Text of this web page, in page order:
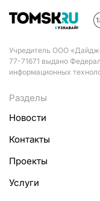
Учредитель ООО
77-71671 выдано
информационных
Разделы
Новости
Контакты
Проекты
Услуги